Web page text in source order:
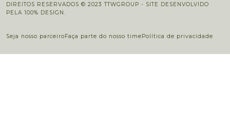
DIREITOS RESERVADOS © 2023 TTWGROUP - SITE DESENVOLVIDO
PELA 100% DESIGN.
Seja nosso parceiroFaça parte do nosso timePolítica de privacidade